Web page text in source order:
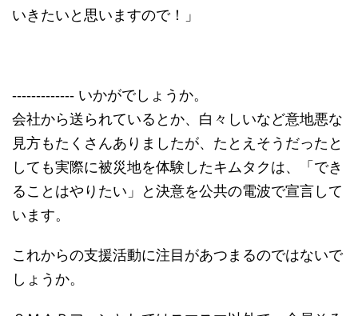
いきたいと思いますので！」
------------- いかがでしょうか。
会社から送られているとか、白々しいなど意地悪な
見方もたくさんありましたが、たとえそうだったと
しても実際に被災地を体験したキムタクは、「でき
ることはやりたい」と決意を公共の電波で宣言して
います。
これからの支援活動に注目があつまるのではないで
しょうか。